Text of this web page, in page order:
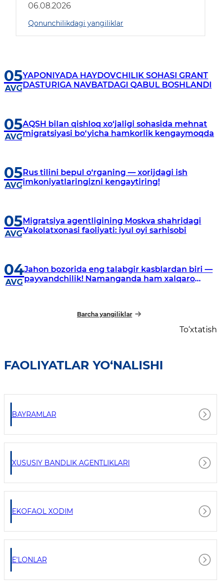
06.08.2026
Qonunchilikdagi yangiliklar
05
AVG
YAPONIYADA HAYDOVCHILIK SOHASI GRANT
DASTURIGA NAVBATDAGI QABUL BOSHLANDI
05
AVG
AQSH bilan qishloq xo‘jaligi sohasida mehnat
migratsiyasi bo‘yicha hamkorlik kengaymoqda
05
AVG
Rus tilini bepul o‘rganing — xorijdagi ish
imkoniyatlaringizni kengaytiring!
05
AVG
Migratsiya agentligining Moskva shahridagi
Vakolatxonasi faoliyati: iyul oyi sarhisobi
04
AVG
Jahon bozorida eng talabgir kasblardan biri —
payvandchilik! Namanganda ham xalqaro
Barcha yangiliklar
To‘xtatish
FAOLIYATLAR YO‘NALISHI
BAYRAMLAR
XUSUSIY BANDLIK AGENTLIKLARI
EKOFAOL XODIM
E’LONLAR